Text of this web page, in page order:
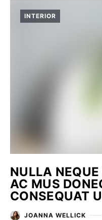
INTERIOR
NULLA
AC MUS
CONSEQUAT
JOANNA WELLICK